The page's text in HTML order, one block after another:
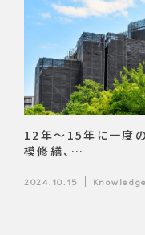
12年～15年に一度
模修繕、…
2024.10.15 Knowledge